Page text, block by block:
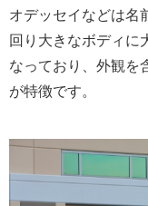
オデッセイなどは名
回り大きなボディに
なっており、外観を
が特徴です。